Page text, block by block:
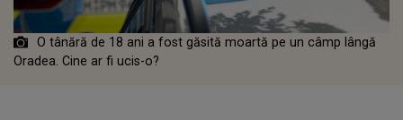
O tânără de 18 ani a fost găsită moartă pe un câmp lângă
Oradea. Cine ar fi ucis-o?